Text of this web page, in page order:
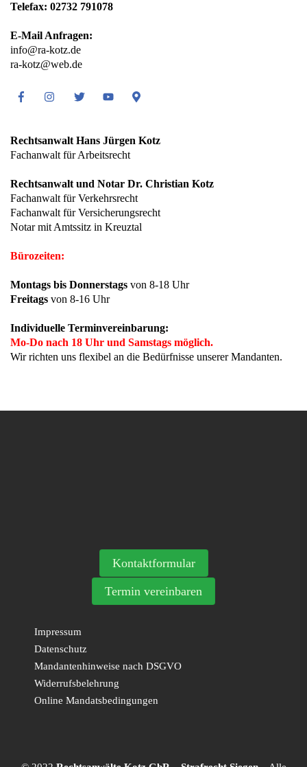
Telefax: 02732 791078
E-Mail Anfragen:
info@ra-kotz.de
ra-kotz@web.de
FacebookInstagramTwitter Youtube Google
Rechtsanwalt Hans Jürgen Kotz
Fachanwalt für Arbeitsrecht
Rechtsanwalt und Notar Dr. Christian Kotz
Fachanwalt für Verkehrsrecht
Fachanwalt für Versicherungsrecht
Notar mit Amtssitz in Kreuztal
Bürozeiten:
Montags bis Donnerstags von 8-18 Uhr
Freitags von 8-16 Uhr
Individuelle Terminvereinbarung:
Mo-Do nach 18 Uhr und Samstags möglich.
Wir richten uns flexibel an die Bedürfnisse unserer Mandanten.
Kontaktformular
Termin vereinbaren
Impressum
Datenschutz
Mandantenhinweise nach DSGVO
Widerrufsbelehrung
Online Mandatsbedingungen